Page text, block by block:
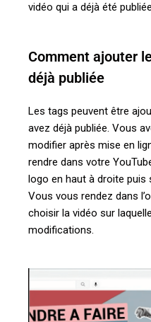
vidéo qui a déjà été
Comment ajouter
déjà publiée
Les tags peuvent être
avez déjà publiée. Vous
modifier après mise en
rendre dans votre
logo en haut à droite puis
Vous vous rendez dans
choisir la vidéo sur
modifications.